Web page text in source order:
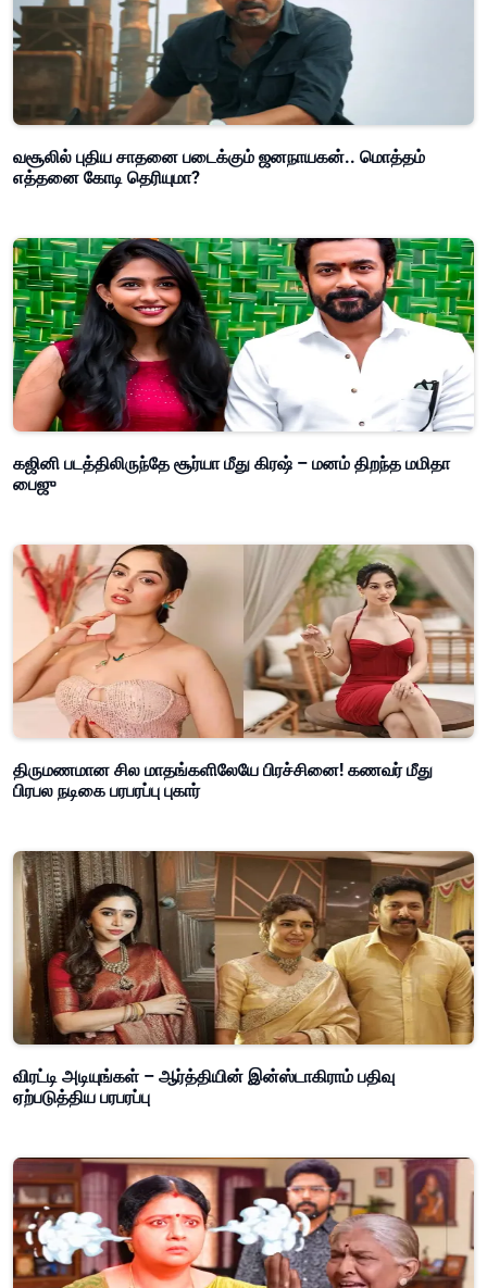
வசூலில் புதிய சாதனை படைக்கும் ஜனநாயகன்.. மொத்தம்
எத்தனை கோடி தெரியுமா?
கஜினி படத்திலிருந்தே சூர்யா மீது கிரஷ் – மனம் திறந்த மமிதா
பைஜு
திருமணமான சில மாதங்களிலேயே பிரச்சினை! கணவர் மீது
பிரபல நடிகை பரபரப்பு புகார்
விரட்டி அடியுங்கள் – ஆர்த்தியின் இன்ஸ்டாகிராம் பதிவு
ஏற்படுத்திய பரபரப்பு